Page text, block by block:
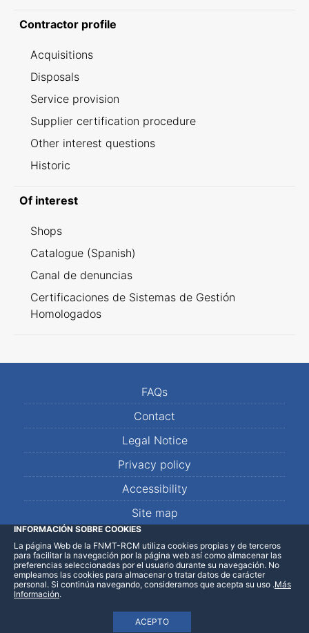
Contractor profile
Acquisitions
Disposals
Service provision
Supplier certification procedure
Other interest questions
Historic
Of interest
Shops
Catalogue (Spanish)
Canal de denuncias
Certificaciones de Sistemas de Gestión
Homologados
FAQs
Contact
Legal Notice
Privacy policy
Accessibility
Site map
LinkedInFacebookWhatsApp
INFORMACIÓN SOBRE COOKIES
La página Web de la FNMT-RCM utiliza cookies propias y de terceros
para facilitar la navegación por la página web así como almacenar las
preferencias seleccionadas por el usuario durante su navegación. No
empleamos las cookies para almacenar o tratar datos de carácter
personal. Si continúa navegando, consideramos que acepta su uso
ACEPTO
.Más
Información.